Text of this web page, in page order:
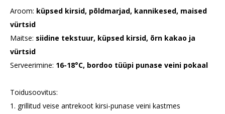
Aroom: küpsed kirsid, põldmarjad, kannikesed, maised
vürtsid
Maitse: siidine tekstuur, küpsed kirsid, õrn kakao ja
vürtsid
Serveerimine: 16-18°C, bordoo tüüpi punase veini pokaal
Toidusoovitus:
1. grillitud veise antrekoot kirsi-punase veini kastmes